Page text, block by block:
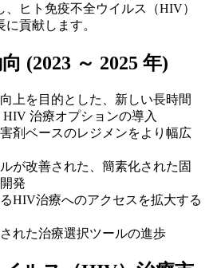
ヒト免疫不全ウイルス（HIV）
貢献します。
(2023 ～ 2025 年)
上を目的とした、新しい長時間
治療オプションの導入
剤ベースのレジメンをより幅広
が改善された、簡素化された固
発
HIV治療へのアクセスを拡大する
れた治療選択ツールの進歩